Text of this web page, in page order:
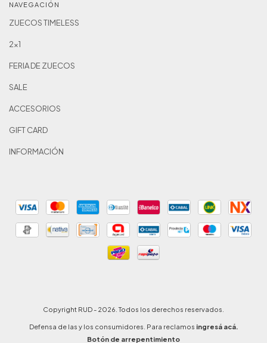
NAVEGACIÓN
ZUECOS TIMELESS
2x1
FERIA DE ZUECOS
SALE
ACCESORIOS
GIFT CARD
INFORMACIÓN
Copyright RUD - 2026. Todos los derechos reservados.
Defensa de las y los consumidores. Para reclamos ingresá acá.
Botón de arrepentimiento